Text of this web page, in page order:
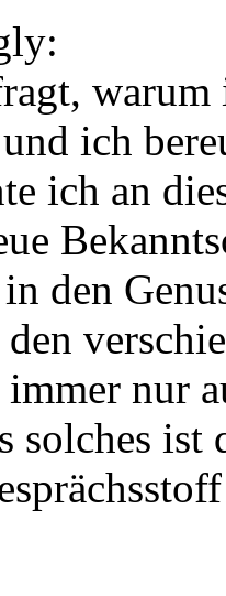
ich
ich an
den
nur
solches